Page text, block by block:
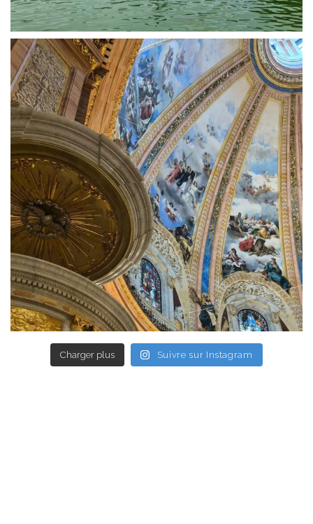
Charger plus Suivre sur Instagram